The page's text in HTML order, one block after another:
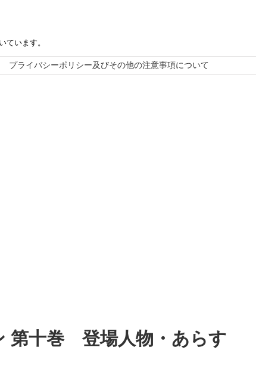
ています。
プライバシーポリシー及びその他の注意事項について
第十巻 登場人物・あらす